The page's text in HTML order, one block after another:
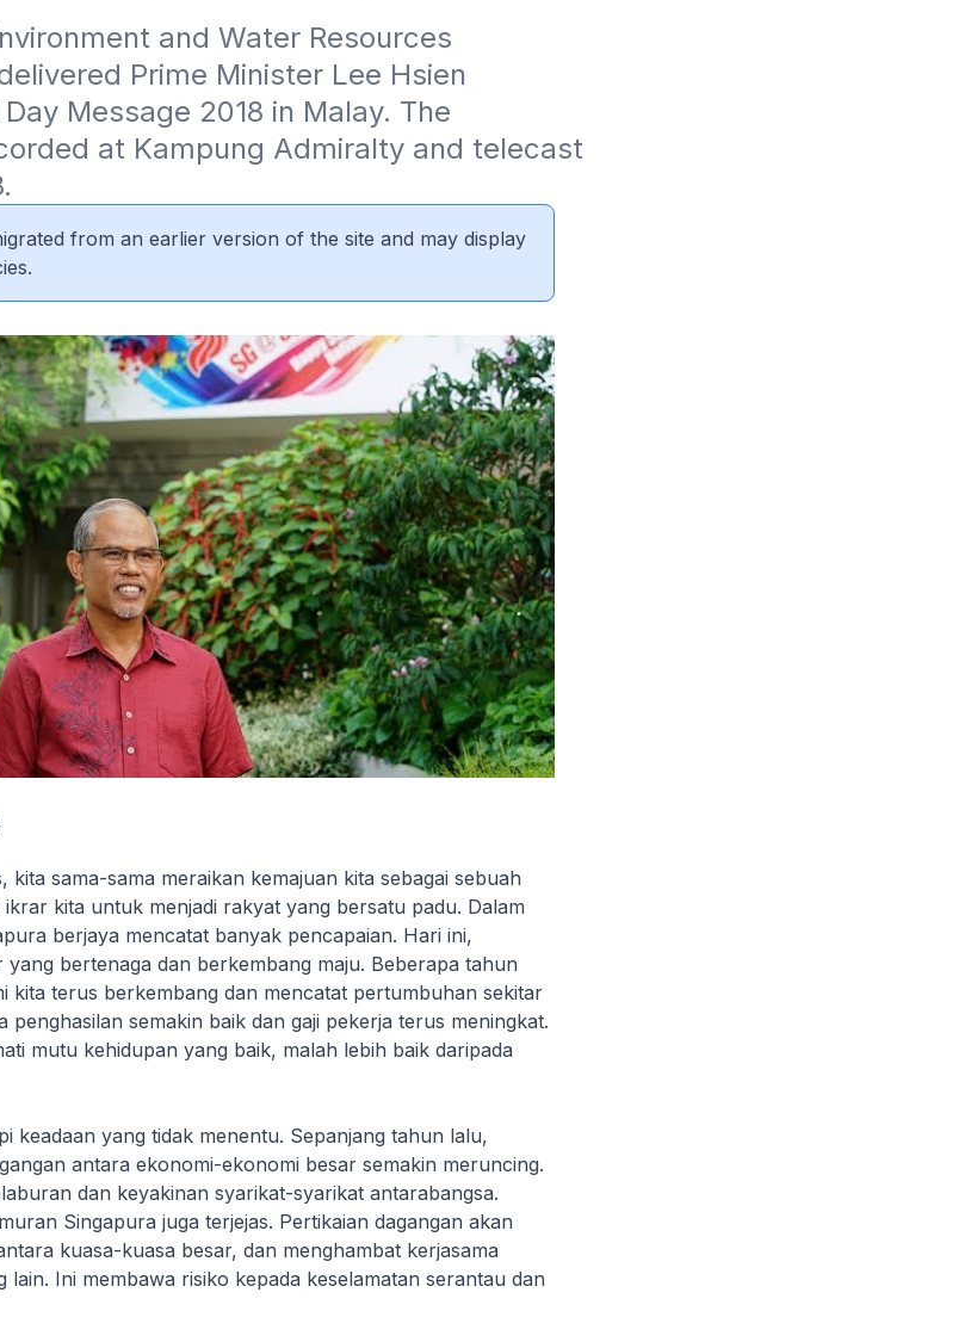
and Water Resources
Prime Minister Lee Hsien
Message 2018 in Malay. The
at Kampung Admiralty and telecast
from an earlier version of the site and may display
kita sama-sama meraikan kemajuan kita sebagai sebuah
kita untuk menjadi rakyat yang bersatu padu. Dalam
berjaya mencatat banyak pencapaian. Hari ini,
bertenaga dan berkembang maju. Beberapa tahun
kita terus berkembang dan mencatat pertumbuhan sekitar
penghasilan semakin baik dan gaji pekerja terus meningkat.
mutu kehidupan yang baik, malah lebih baik daripada
keadaan yang tidak menentu. Sepanjang tahun lalu,
antara ekonomi-ekonomi besar semakin meruncing.
dan keyakinan syarikat-syarikat antarabangsa.
Singapura juga terjejas. Pertikaian dagangan akan
kuasa-kuasa besar, dan menghambat kerjasama
lain. Ini membawa risiko kepada keselamatan serantau dan